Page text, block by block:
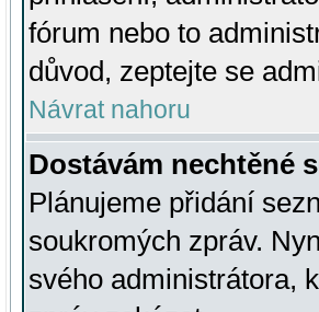
fórum nebo to
důvod, zeptejte se
Návrat nahoru
Dostávám nechtěné
Plánujeme přidání
soukromých zpráv.
svého administrátora,